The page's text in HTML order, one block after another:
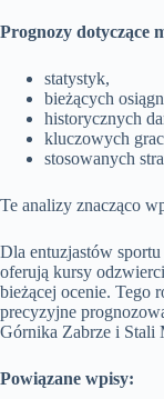
Prognozy dotyczące
statystyk,
bieżących
historycznych
kluczowych
stosowanych
Te analizy znacząco
Dla entuzjastów sportu
oferują kursy
bieżącej ocenie. Tego
precyzyjne
Górnika Zabrze i Stali
Powiązane wpisy: